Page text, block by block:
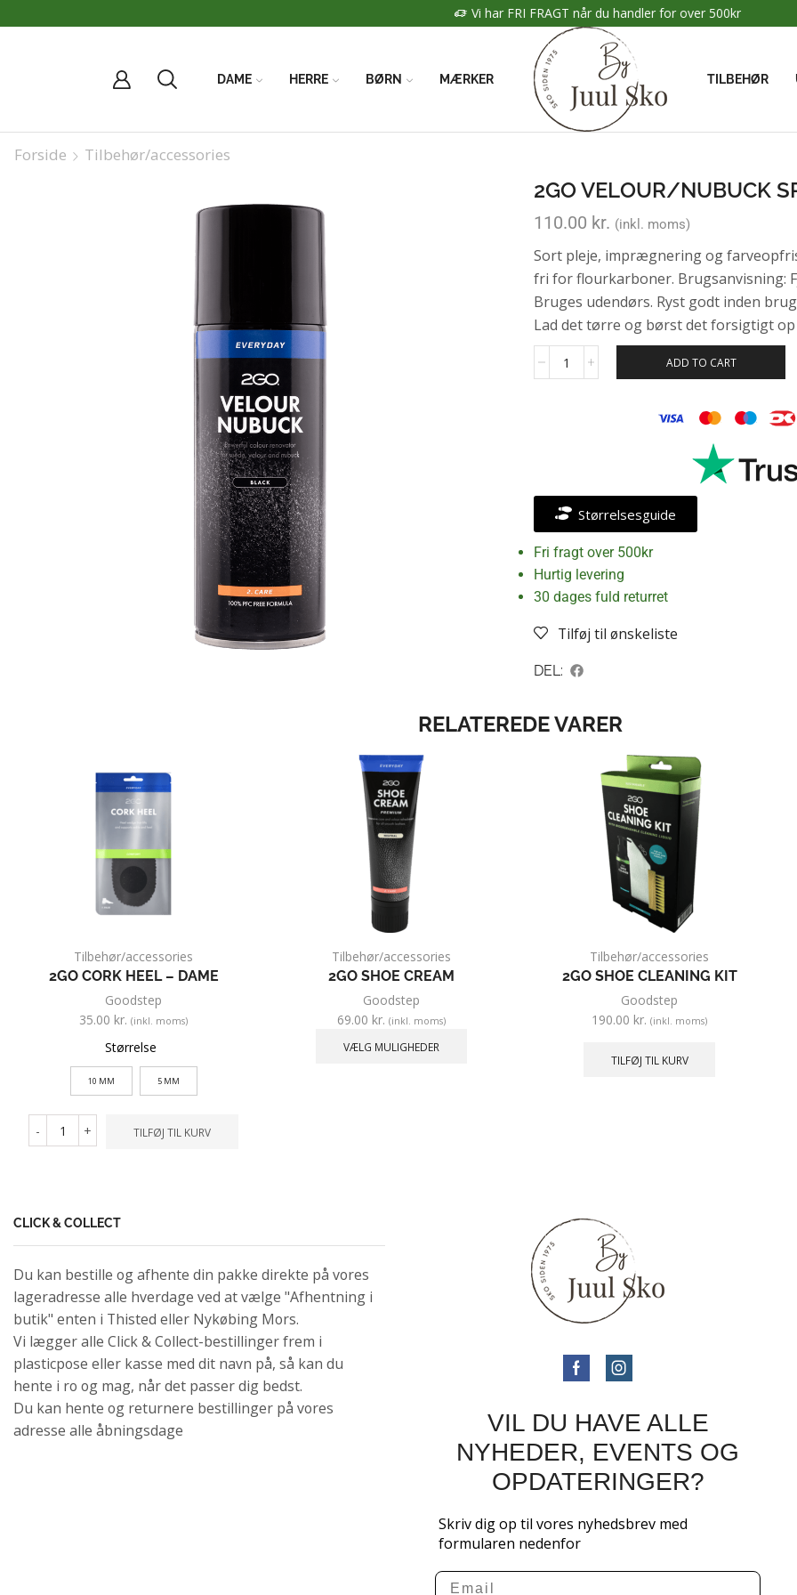
Vi har FRI FRAGT når du handler for over 500kr
DAME HERRE BØRN MÆRKER TILBEHØR
Forside Tilbehør/accessories
2GO VELOUR/NUBUCK
110.00 kr. (inkl. moms)
Sort pleje, imprægnering og
fri for flourkarboner. Brugsanvisning:
Bruges udendørs. Ryst godt inden
Lad det tørre og børst det forsigtigt
ADD TO CART
Størrelsesguide
Fri fragt over 500kr
Hurtig levering
30 dages fuld returret
Tilføj til ønskeliste
DEL:
RELATEREDE VARER
Tilbehør/accessories
2GO CORK HEEL – DAME
Goodstep
35.00 kr. (inkl. moms)
Størrelse
10 MM 5 MM
- + TILFØJ TIL KURV
Tilbehør/accessories
2GO SHOE CREAM
Goodstep
69.00 kr. (inkl. moms)
VÆLG MULIGHEDER
Tilbehør/accessories
2GO SHOE CLEANING KIT
Goodstep
190.00 kr. (inkl. moms)
TILFØJ TIL KURV
CLICK & COLLECT
Du kan bestille og afhente din pakke direkte på vores
lageradresse alle hverdage ved at vælge "Afhentning i
butik" enten i Thisted eller Nykøbing Mors.
Vi lægger alle Click & Collect-bestillinger frem i
plasticpose eller kasse med dit navn på, så kan du
hente i ro og mag, når det passer dig bedst.
Du kan hente og returnere bestillinger på vores
adresse alle åbningsdage
VIL DU HAVE ALLE
NYHEDER, EVENTS OG
OPDATERINGER?
Skriv dig op til vores nyhedsbrev med
formularen nedenfor
Email